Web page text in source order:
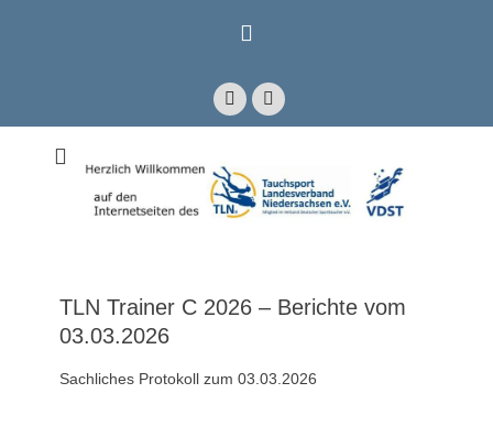
FacebookE-
Mail
Tauchsport
Landesverband
TLN Trainer C 2026 – Berichte vom
03.03.2026
Sachliches Protokoll zum 03.03.2026